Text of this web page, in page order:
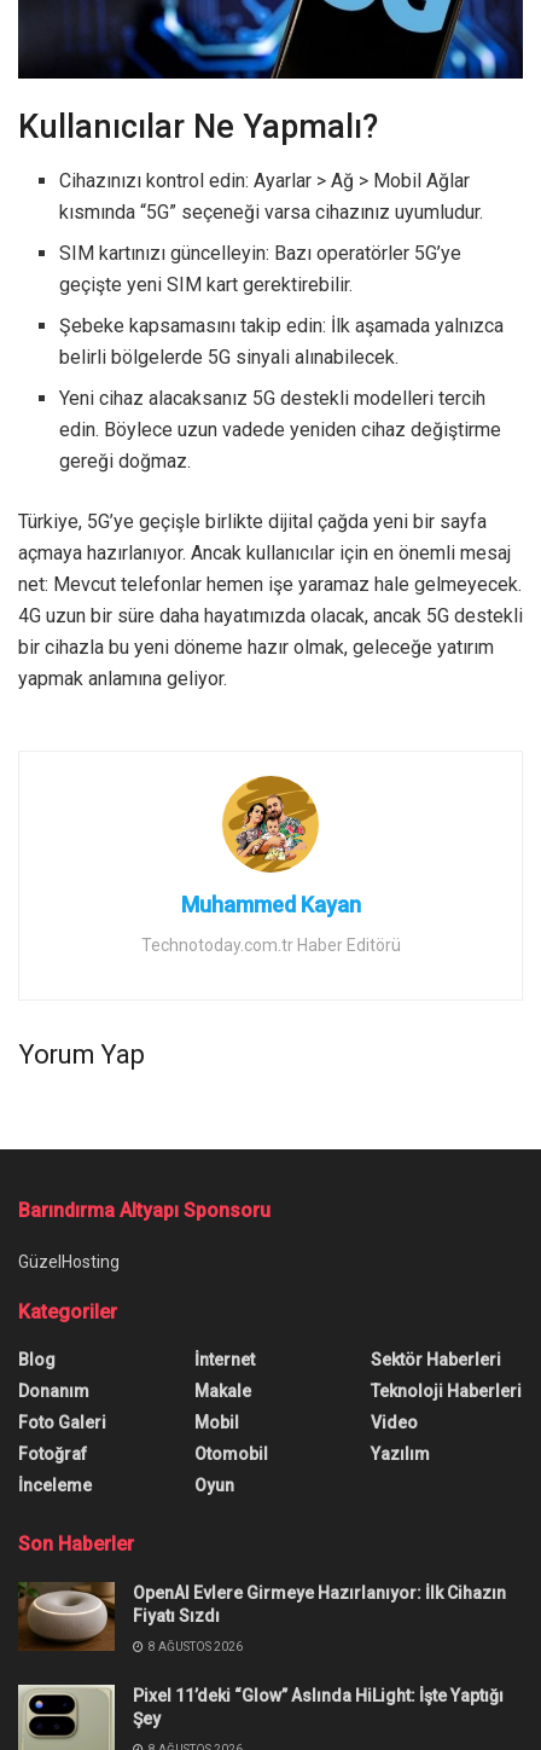
Kullanıcılar Ne Yapmalı?
Cihazınızı kontrol edin: Ayarlar > Ağ > Mobil Ağlar
kısmında “5G” seçeneği varsa cihazınız uyumludur.
SIM kartınızı güncelleyin: Bazı operatörler 5G’ye
geçişte yeni SIM kart gerektirebilir.
Şebeke kapsamasını takip edin: İlk aşamada yalnızca
belirli bölgelerde 5G sinyali alınabilecek.
Yeni cihaz alacaksanız 5G destekli modelleri tercih
edin. Böylece uzun vadede yeniden cihaz değiştirme
gereği doğmaz.
Türkiye, 5G’ye geçişle birlikte dijital çağda yeni bir sayfa
açmaya hazırlanıyor. Ancak kullanıcılar için en önemli mesaj
net: Mevcut telefonlar hemen işe yaramaz hale gelmeyecek.
4G uzun bir süre daha hayatımızda olacak, ancak 5G destekli
bir cihazla bu yeni döneme hazır olmak, geleceğe yatırım
yapmak anlamına geliyor.
Muhammed Kayan
Technotoday.com.tr Haber Editörü
Yorum Yap
GPT-5 Hakkında Endişe Verici
Araştırma!
OpenAI'ın yeni yapay zeka modeli GPT-5, yeni bir
güvenlik araştırmasının merkezinde yer aldı.
Sonuçlar ise oldukça şaşırtıcı oldu.
Yazar: Burak Öz